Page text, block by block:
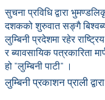
सुचना प्रविधि द्वारा
दशकको शुरुवात सङ्गै
लुम्बिनी प्रदेशमा रहेर
र ब्यावसायिक पत्रकारिता
हो "लुम्बिनी पाटी" ।
लुम्बिनी प्रकाशन प्राली